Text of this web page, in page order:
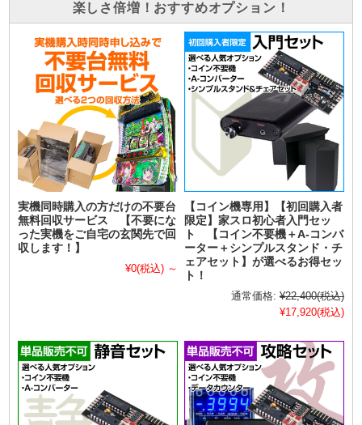
楽しさ倍増！おすすめオプション！
実機同時購入の方だけの不要台
無料回収サービス 【不要にな
った実機をご自宅の玄関先で回
収します！】
¥0(税込) ～
【コイン機専用】【初回購入者
限定】家スロ初心者入門セッ
ト 【コイン不要機＋A-コンバ
ーター＋シンプルスタンド・チ
ェアセット】が選べるお得セッ
ト！
通常価格: ¥22,400(税込)
¥17,920(税込)